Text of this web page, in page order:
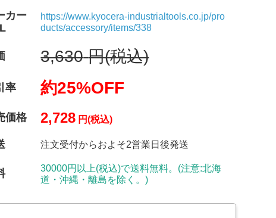
カー
https://www.kyocera-industrialtools.co.jp/pro
ducts/accessory/items/338
3,630 円(税込)
率 約25%OFF
価格 2,728 円(税込)
注文受付からおよそ2営業日後発送
30000円以上(税込)で送料無料。(注意:北海
道・沖縄・離島を除く。)